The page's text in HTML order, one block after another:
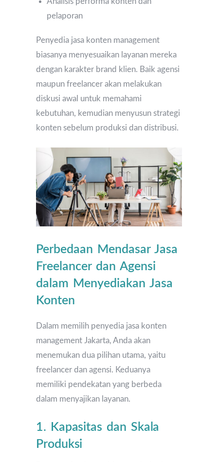
pelaporan
Penyedia jasa konten management
biasanya menyesuaikan layanan mereka
dengan karakter brand klien. Baik agensi
maupun freelancer akan melakukan
diskusi awal untuk memahami
kebutuhan, kemudian menyusun strategi
konten sebelum produksi dan distribusi.
Perbedaan Mendasar Jasa
Freelancer dan Agensi
dalam Menyediakan Jasa
Konten
Dalam memilih penyedia jasa konten
management Jakarta, Anda akan
menemukan dua pilihan utama, yaitu
freelancer dan agensi. Keduanya
memiliki pendekatan yang berbeda
dalam menyajikan layanan.
1. Kapasitas dan Skala
Produksi